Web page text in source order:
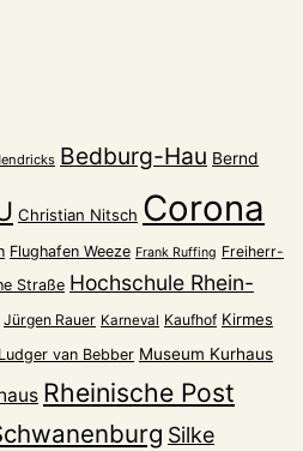
Bedburg-Hau Bernd
Christian Nitsch Corona
Flughafen Weeze Frank Ruffing Freiherr-
Straße Hochschule Rhein-
Jürgen Rauer Karneval Kaufhof Kirmes
Ludger van Bebber Museum Kurhaus
Rheinische Post
Silke